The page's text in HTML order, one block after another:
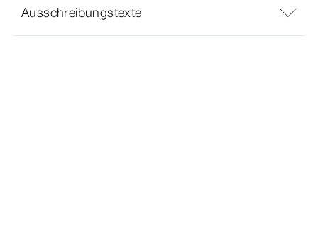
Ausschreibungstexte